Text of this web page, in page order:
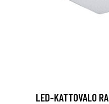
LED-KATTOVALO